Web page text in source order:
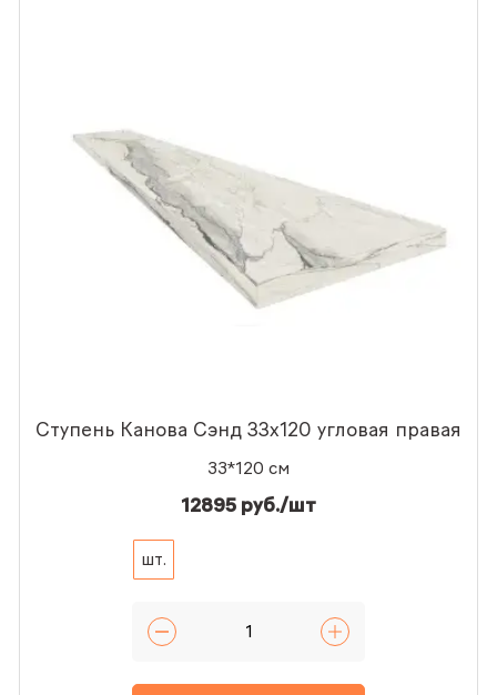
Ступень Канова Сэнд 33x120 угловая правая
33*120 см
12895 руб./шт
шт.